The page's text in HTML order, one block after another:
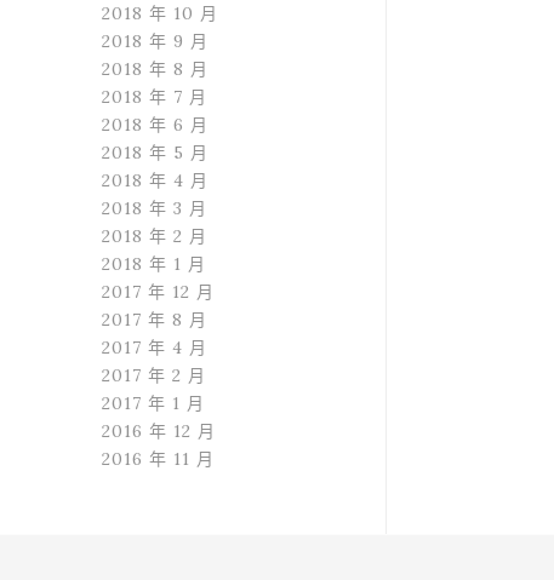
2018 年 10 月
2018 年 9 月
2018 年 8 月
2018 年 7 月
2018 年 6 月
2018 年 5 月
2018 年 4 月
2018 年 3 月
2018 年 2 月
2018 年 1 月
2017 年 12 月
2017 年 8 月
2017 年 4 月
2017 年 2 月
2017 年 1 月
2016 年 12 月
2016 年 11 月